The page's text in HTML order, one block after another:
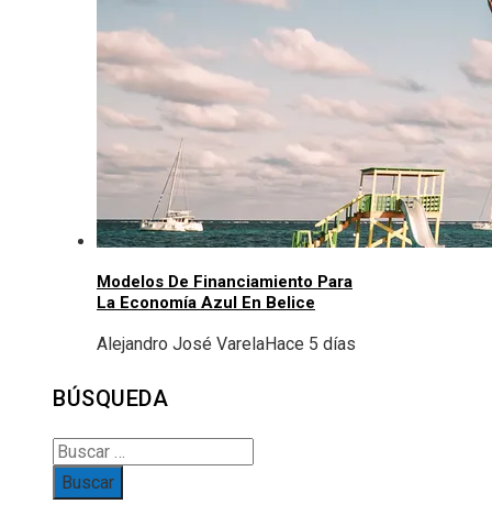
Modelos De Financiamiento Para
La Economía Azul En Belice
Alejandro José VarelaHace 5 días
BÚSQUEDA
Buscar: